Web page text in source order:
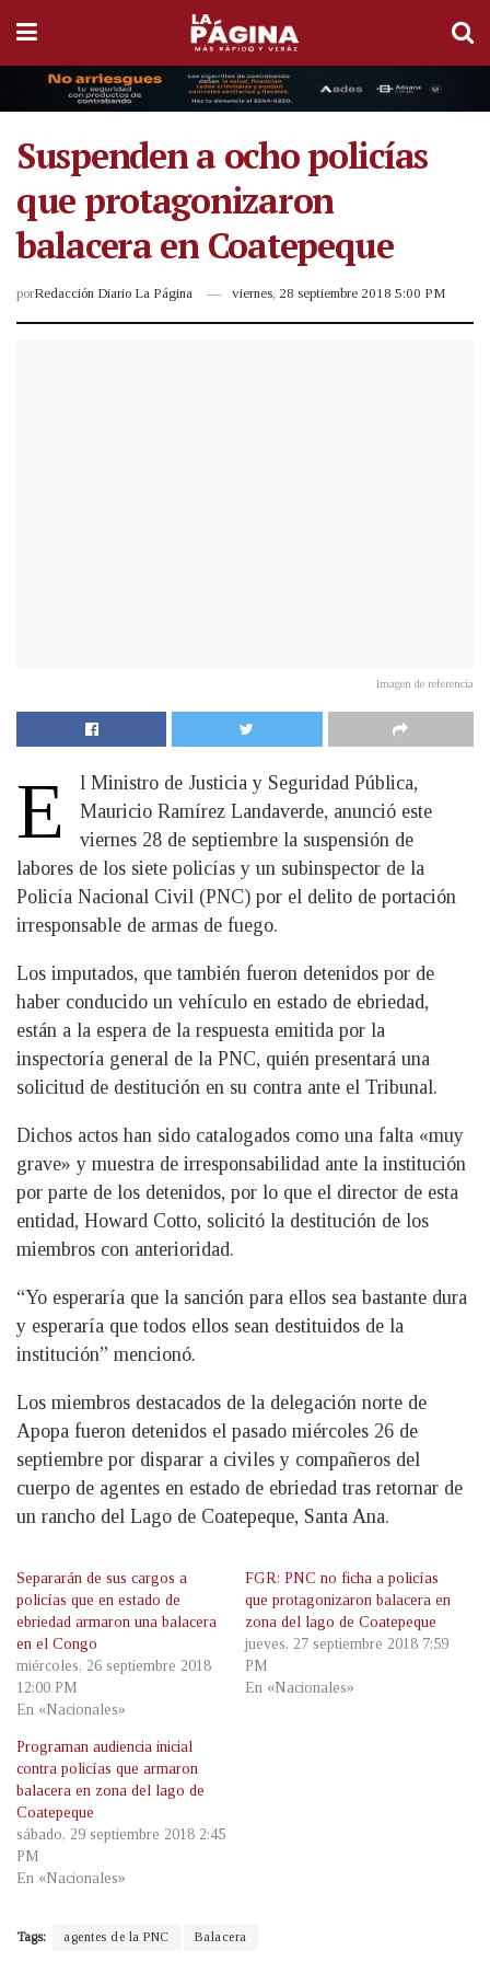
Suspenden a ocho policías
que protagonizaron
balacera en Coatepeque
porRedacción Diario La Página viernes, 28 septiembre 2018 5:00 PM
Imagen de referencia
E
l Ministro de Justicia y Seguridad Pública,
Mauricio Ramírez Landaverde, anunció este
viernes 28 de septiembre la suspensión de
labores de los siete policías y un subinspector de la
Policía Nacional Civil (PNC) por el delito de portación
irresponsable de armas de fuego.
Los imputados, que también fueron detenidos por de
haber conducido un vehículo en estado de ebriedad,
están a la espera de la respuesta emitida por la
inspectoría general de la PNC, quién presentará una
solicitud de destitución en su contra ante el Tribunal.
Dichos actos han sido catalogados como una falta «muy
grave» y muestra de irresponsabilidad ante la institución
por parte de los detenidos, por lo que el director de esta
entidad, Howard Cotto, solicitó la destitución de los
miembros con anterioridad.
“Yo esperaría que la sanción para ellos sea bastante dura
y esperaría que todos ellos sean destituidos de la
institución” mencionó.
Los miembros destacados de la delegación norte de
Apopa fueron detenidos el pasado miércoles 26 de
septiembre por disparar a civiles y compañeros del
cuerpo de agentes en estado de ebriedad tras retornar de
un rancho del Lago de Coatepeque, Santa Ana.
Separarán de sus cargos a
policías que en estado de
ebriedad armaron una balacera
en el Congo
miércoles, 26 septiembre 2018
12:00 PM
En «Nacionales»
FGR: PNC no ficha a policías
que protagonizaron balacera en
zona del lago de Coatepeque
jueves, 27 septiembre 2018 7:59
PM
En «Nacionales»
Programan audiencia inicial
contra policías que armaron
balacera en zona del lago de
Coatepeque
sábado, 29 septiembre 2018 2:45
PM
En «Nacionales»
Tags: agentes de la PNC Balacera